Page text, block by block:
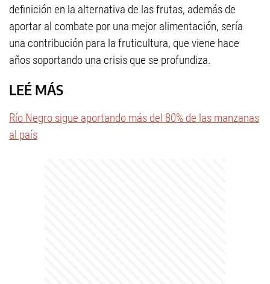
definición en la alternativa de las frutas, además de
aportar al combate por una mejor alimentación, sería
una contribución para la fruticultura, que viene hace
años soportando una crisis que se profundiza.
LEÉ MÁS
Río Negro sigue aportando más del 80% de las manzanas
al país